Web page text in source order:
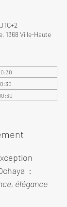
1368 Ville-Haute
:
élégance